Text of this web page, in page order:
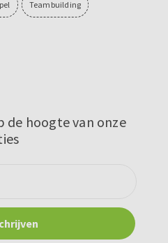
Teambuilding
de hoogte van onze